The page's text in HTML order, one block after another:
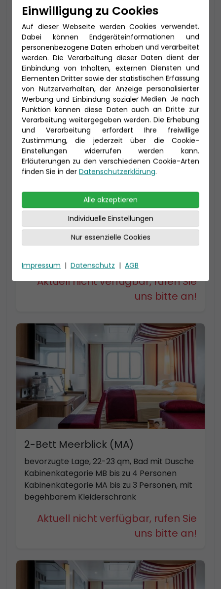
Kabinenkategorie MC bis zu 3 Personen, mit
begehbarem Kleiderschrank
Aktuell nicht verfügbar, rufen Sie
uns bitte an!
2-Bett Meerblick (MD)
22-23 qm, Bad mit Dusche
Kabinenkategorie MD bis zu 4 Personen
Kabinenkategorie MC bis zu 3 Personen, mit
begehbarem Kleiderschrank
Aktuell nicht verfügbar, rufen Sie
uns bitte an!
2-Bett Meerblick (MA)
bevorzugte Lage, 22-23 qm, Bad mit Dusche
Kabinenkategorie MB bis zu 4 Personen
Kabinenkategorie MA bis zu 3 Personen, mit
begehbarem Kleiderschrank
Aktuell nicht verfügbar, rufen Sie
uns bitte an!
Einwilligung zu Cookies
Auf dieser Webseite werden Cookies verwendet.
Dabei können Endgeräteinformationen und
personenbezogene Daten erhoben und verarbeitet
werden. Die Verarbeitung dieser Daten dient der
Einbindung von Inhalten, externen Diensten und
Elementen Dritter sowie der statistischen Erfassung
von Nutzerverhalten, der Anzeige personalisierter
Werbung und Einbindung sozialer Medien. Je nach
Funktion können diese Daten auch an Dritte zur
Verarbeitung weitergegeben werden. Die Erhebung
und Verarbeitung erfordert Ihre freiwillige
Zustimmung, die jederzeit über die Cookie-
Einstellungen widerrufen werden kann.
Erläuterungen zu den verschiedenen Cookie-Arten
finden Sie in der Datenschutzerklärung.
Alle akzeptieren
Individuelle Einstellungen
Nur essenzielle Cookies
Impressum | Datenschutz | AGB